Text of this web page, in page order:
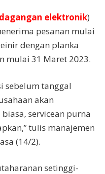
elektronik)
pesanan mulai
dengan planka
mulai 31 Maret 2023.
sebelum tanggal
akan
servicean purna
tulis manajemen
(14/2).
setinggi-